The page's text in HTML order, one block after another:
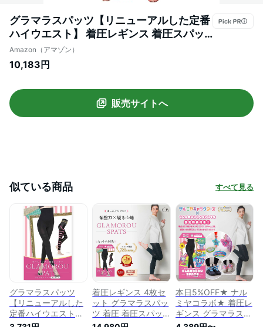
グラマラスパッツ【リニューアルした定番
ハイウエスト】 着圧レギンス 着圧スパッ
ツ 強着圧 ダイエット ハイウエスト 脚痩せ
弾性ストッキング レギンス スパッツ 大き
イズ展開】(3, M-L)
Amazon（アマゾン）
10,183円
販売サイトへ
似ている商品 すべて見る
グラマラスパッツ
【リニューアルした
定番ハイウエスト】
着圧レギンス 着圧ス
着圧レギンス 4枚セ
ット グラマラスパッ
ツ 着圧 着圧スパッ
ツ レギンス スパッ
本日5%OFF★ ナル
ミヤコラボ★ 着圧レ
ギンス グラマラスパ
ッツ 着圧 着圧スパ